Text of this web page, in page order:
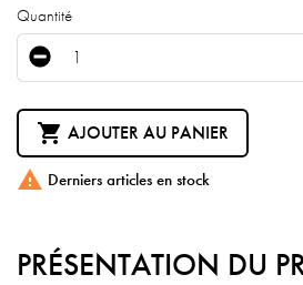
Quantité
 AJOUTER AU PANIER
 Derniers articles en stock
PRÉSENTATION DU